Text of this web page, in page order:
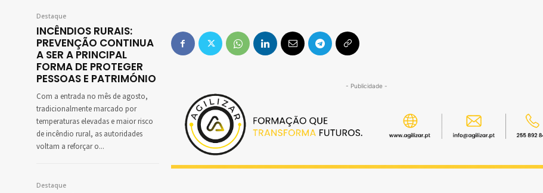
Destaque
INCÊNDIOS RURAIS:
PREVENÇÃO CONTINUA
A SER A PRINCIPAL
FORMA DE PROTEGER
PESSOAS E PATRIMÓNIO
Com a entrada no mês de agosto,
tradicionalmente marcado por
temperaturas elevadas e maior risco
de incêndio rural, as autoridades
voltam a reforçar o...
Destaque
- Publicidade -